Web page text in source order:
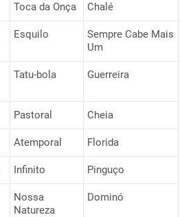
Toca da Onça Chalé
Esquilo
Sempre Cabe Mais
Um
Tatu-bola Guerreira
Pastoral Cheia
Atemporal Florida
Infinito Pinguço
Nossa
Natureza
Dominó